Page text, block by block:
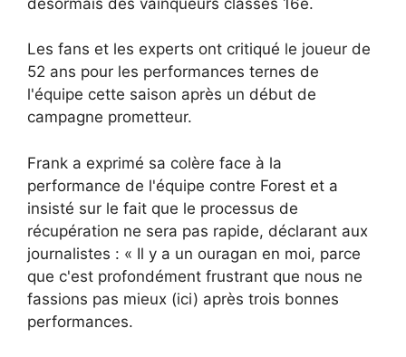
Les fans et les experts ont critiqué le joueur de
52 ans pour les performances ternes de
l'équipe cette saison après un début de
campagne prometteur.
Frank a exprimé sa colère face à la
performance de l'équipe contre Forest et a
insisté sur le fait que le processus de
récupération ne sera pas rapide, déclarant aux
journalistes : « Il y a un ouragan en moi, parce
que c'est profondément frustrant que nous ne
fassions pas mieux (ici) après trois bonnes
performances.